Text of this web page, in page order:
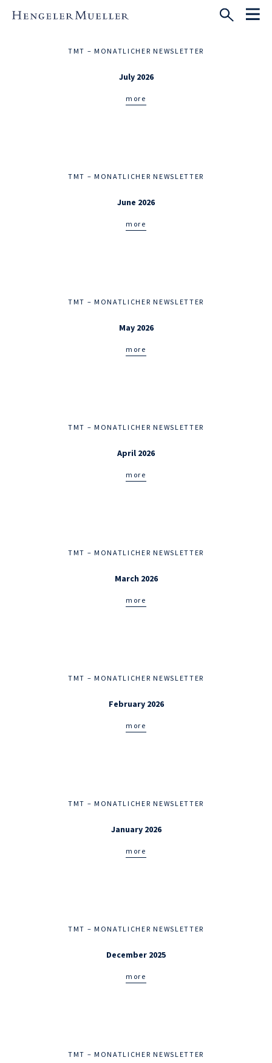
TMT – MONATLICHER NEWSLETTER
July 2026
more
TMT – MONATLICHER NEWSLETTER
June 2026
more
TMT – MONATLICHER NEWSLETTER
May 2026
more
TMT – MONATLICHER NEWSLETTER
April 2026
more
TMT – MONATLICHER NEWSLETTER
March 2026
more
TMT – MONATLICHER NEWSLETTER
February 2026
more
TMT – MONATLICHER NEWSLETTER
January 2026
more
TMT – MONATLICHER NEWSLETTER
December 2025
more
TMT – MONATLICHER NEWSLETTER